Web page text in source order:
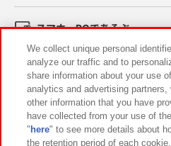
スマホ・PCであそぶ
イベント・キャンペーン
関連会社 サステナビリ
We collect unique personal
analyze our traffic and to
share information about your use
analytics and advertising
other information that you have
have collected from your use of
" here" to see more details about
the retention period of each